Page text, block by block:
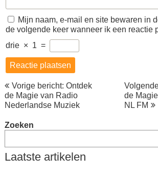
Mijn naam, e-mail en site bewaren in
de volgende keer wanneer ik een reactie
drie × 1 =
Berichtnavigatie
Vorige bericht: Ontdek
de Magie van Radio
Nederlandse Muziek
de
NL FM
Zoeken
Laatste artikelen